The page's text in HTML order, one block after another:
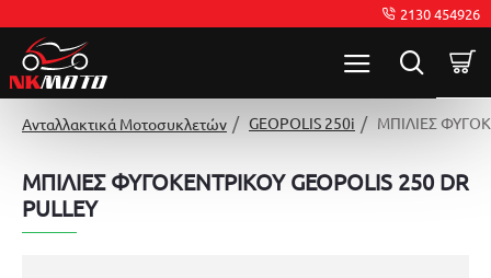
2130 454926
Ανταλλακτικά Μοτοσυκλετών GEOPOLIS 250i ΜΠΙΛΙΕΣ
ΜΠΙΛΙΕΣ ΦΥΓΟΚΕΝΤΡΙΚΟΥ GEOPOLIS 250 DR
PULLEY